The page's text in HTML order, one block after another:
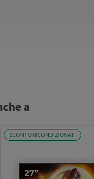
a
SCONTO RICONDIZIONATI